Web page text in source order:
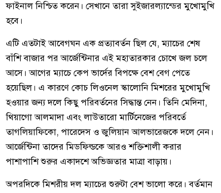
ফাইনাল নিশ্চিত করেন। সেখানে তারা সুইজারল্যান্ডের মুখোমুখি
হবে।
এটি এতটাই আবেগঘন এক প্রত্যাবর্তন ছিল যে, ম্যাচের শেষ
বাঁশি বাজার পর আর্জেন্টিনার এই মহাতারকার চোখে জল চলে
আসে। আগের ম্যাচে কেপ ভার্দের বিপক্ষে বেশ বেগ পেতে
হয়েছিল। এ কারণে কোচ লিওনেল স্কালোনি মিশরের মুখোমুখি
হওয়ার জন্য দলে কিছু পরিবর্তনের সিদ্ধান্ত নেন। তিনি মেদিনা,
থিয়াগো আলমাদা এবং লাউতারো মার্টিনেজের পরিবর্তে
তাগলিয়াফিকো, পারেদেস ও জুলিয়ান আলভারেজকে দলে নেন।
আর্জেন্টিনা তাদের মিডফিল্ডকে আরও শক্তিশালী করার
পাশাপাশি শুরুর একাদশে অভিজ্ঞতার মাত্রা বাড়ায়।
অপরদিকে মিশরীয় দল ম্যাচের শুরুটা বেশ ভালো করে। বর্তমান